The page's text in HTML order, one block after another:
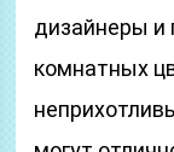
дизайнеры и
комнатных